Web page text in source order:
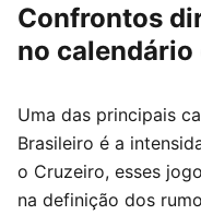
Confrontos
no
Uma das principais
Brasileiro é a
o Cruzeiro, esses
na definição dos